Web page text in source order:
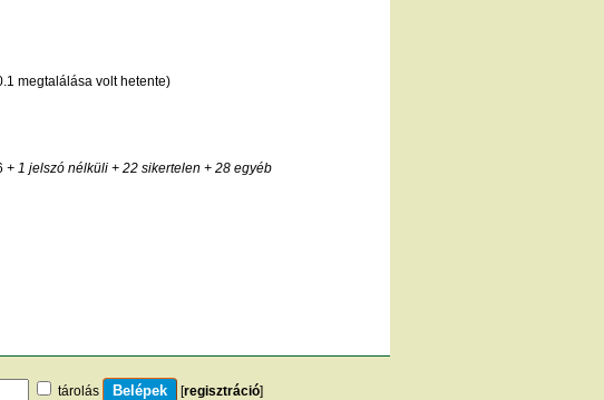
megtalálása volt hetente)
+ 1 jelszó nélküli+ 22 sikertelen + 28 egyéb
tárolás [regisztráció]